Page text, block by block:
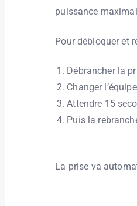
puissance
Pour débloquer et
Débrancher la
Changer l’
Attendre 15
Puis la
La prise va